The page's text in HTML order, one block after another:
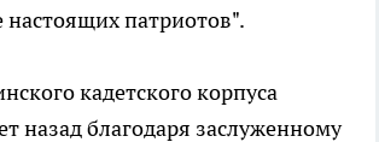
настоящих патриотов".
кадетского корпуса
назад благодаря заслуженному